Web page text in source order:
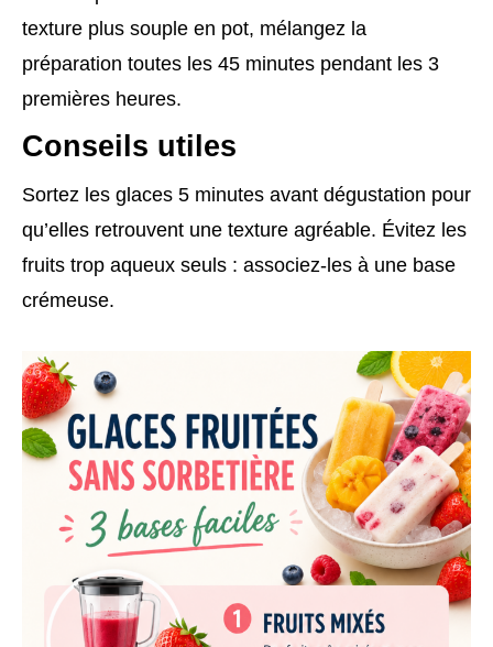
texture plus souple en pot, mélangez la
préparation toutes les 45 minutes pendant les 3
premières heures.
Conseils utiles
Sortez les glaces 5 minutes avant dégustation pour
qu’elles retrouvent une texture agréable. Évitez les
fruits trop aqueux seuls : associez-les à une base
crémeuse.